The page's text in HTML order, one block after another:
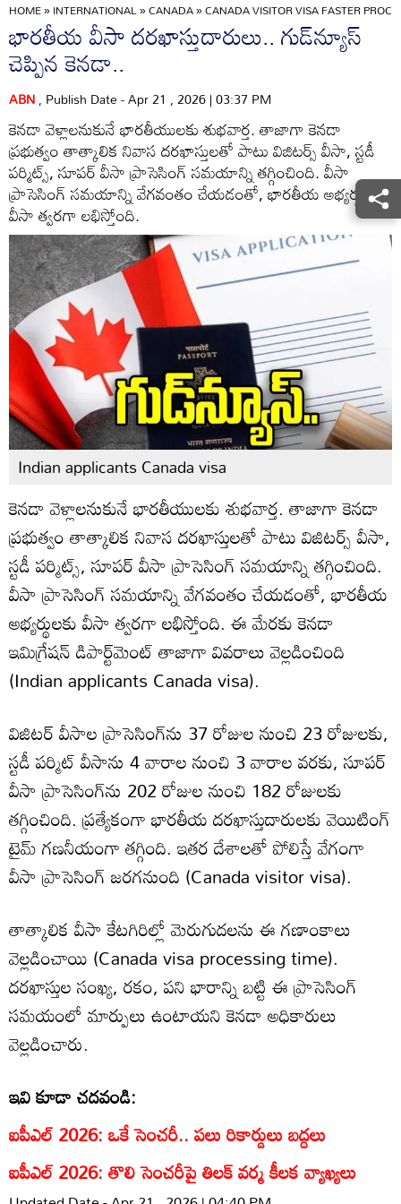
HOME»INTERNATIONAL»CANADA»CANADA VISITOR VISA FASTER
భారతీయ వీసా దరఖాస్తుదారులు.. గుడ్‌న్యూస్
చెప్పిన కెనడా..
ABN, Publish Date - Apr 21 , 2026 | 03:37 PM
కెనడా వెళ్లాలనుకునే భారతీయులకు శుభవార్త. తాజాగా కెనడా
ప్రభుత్వం తాత్కాలిక నివాస దరఖాస్తులతో పాటు విజిటర్స్ వీసా, స్టడీ
పర్మిట్స్, సూపర్ వీసా ప్రాసెసింగ్‌ సమయాన్ని తగ్గించింది. వీసా
ప్రాసెసింగ్ సమయాన్ని వేగవంతం చేయడంతో, భారతీయ అభ్యర్థులకు
వీసా త్వరగా లభిస్తోంది.
Indian applicants Canada visa
కెనడా వెళ్లాలనుకునే భారతీయులకు శుభవార్త. తాజాగా కెనడా
ప్రభుత్వం తాత్కాలిక నివాస దరఖాస్తులతో పాటు విజిటర్స్ వీసా,
స్టడీ పర్మిట్స్, సూపర్ వీసా ప్రాసెసింగ్‌ సమయాన్ని తగ్గించింది.
వీసా ప్రాసెసింగ్ సమయాన్ని వేగవంతం చేయడంతో, భారతీయ
అభ్యర్థులకు వీసా త్వరగా లభిస్తోంది. ఈ మేరకు కెనడా
ఇమిగ్రేషన్ డిపార్ట్‌మెంట్ తాజాగా వివరాలు వెల్లడించింది
(Indian applicants Canada visa).
విజిటర్ వీసాల ప్రాసెసింగ్‌ను 37 రోజుల నుంచి 23 రోజులకు,
స్టడీ పర్మిట్ వీసాను 4 వారాల నుంచి 3 వారాల వరకు, సూపర్
వీసా ప్రాసెసింగ్‌ను 202 రోజుల నుంచి 182 రోజులకు
తగ్గించింది. ప్రత్యేకంగా భారతీయ దరఖాస్తుదారులకు వెయిటింగ్
టైమ్ గణనీయంగా తగ్గింది. ఇతర దేశాలతో పోలిస్తే వేగంగా
వీసా ప్రాసెసింగ్ జరగనుంది (Canada visitor visa).
తాత్కాలిక వీసా కేటగిరిల్లో మెరుగుదలను ఈ గణాంకాలు
వెల్లడించాయి (Canada visa processing time).
దరఖాస్తుల సంఖ్య, రకం, పని భారాన్ని బట్టి ఈ ప్రాసెసింగ్
సమయంలో మార్పులు ఉంటాయని కెనడా అధికారులు
వెల్లడించారు.
ఇవి కూడా చదవండి:
ఐపీఎల్ 2026: ఒకే సెంచరీ.. పలు రికార్డులు బద్దలు
ఐపీఎల్ 2026: తొలి సెంచరీపై తిలక్ వర్మ కీలక వ్యాఖ్యలు